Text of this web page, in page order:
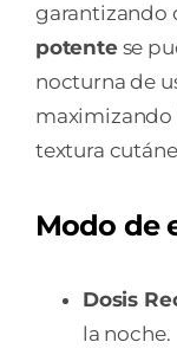
garantizando
potentese
nocturna de
maximizando
textura
Modo de
Dosis
la noche.